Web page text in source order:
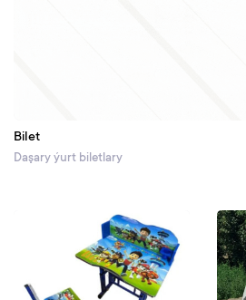
Bilet
Daşary ýurt biletlary